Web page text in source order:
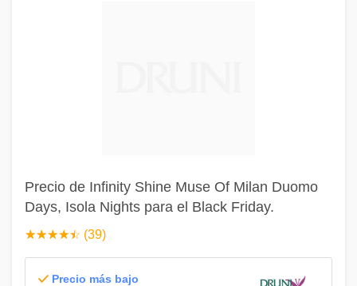
Precio de Infinity Shine Muse Of Milan Duomo
Days, Isola Nights para el Black Friday.
☆☆☆☆☆
★★★★★ (39)
Precio más bajo